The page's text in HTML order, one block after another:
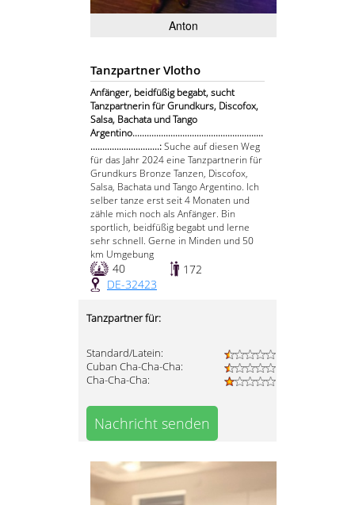
Anton
Tanzpartner Vlotho
Anfänger, beidfüßig begabt, sucht
Tanzpartnerin für Grundkurs, Discofox,
Salsa, Bachata und Tango
Argentino.......................................................
.............................:Suche auf diesen Weg
für das Jahr 2024 eine Tanzpartnerin für
Grundkurs Bronze Tanzen, Discofox,
Salsa, Bachata und Tango Argentino. Ich
selber tanze erst seit 4 Monaten und
zähle mich noch als Anfänger. Bin
sportlich, beidfüßig begabt und lerne
sehr schnell. Gerne in Minden und 50
km Umgebung
40
172
DE-32423
Tanzpartner für:
Standard/Latein:
Cuban Cha-Cha-Cha:
Cha-Cha-Cha:
Nachricht senden